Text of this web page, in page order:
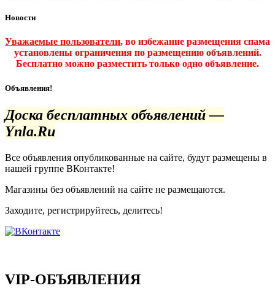
Новости
Уважаемые пользователи, во избежание размещения спама
установлены ограничения по размещению объявлений.
Бесплатно можно разместить только одно объявление.
Объявления!
Доска бесплатных объявлений —
Ynla.Ru
Все объявления опубликованные на сайте, будут размещены в
нашей группе ВКонтакте!
Магазины без объявлений на сайте не размещаются.
Заходите, регистрируйтесь, делитесь!
VIP-ОБЪЯВЛЕНИЯ